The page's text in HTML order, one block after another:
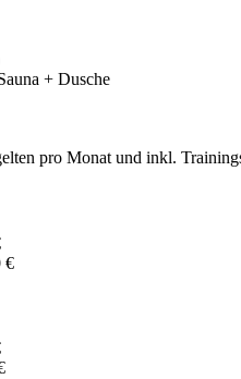
+ Dusche
pro Monat und inkl.
€